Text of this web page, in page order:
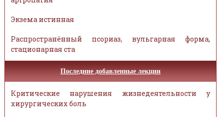
Экзема истинная
Распространённый псориаз, вульгарная форма,
стационарная ста
Последние добавленные лекции
Критические нарушения жизнедеятельности у
хирургических боль